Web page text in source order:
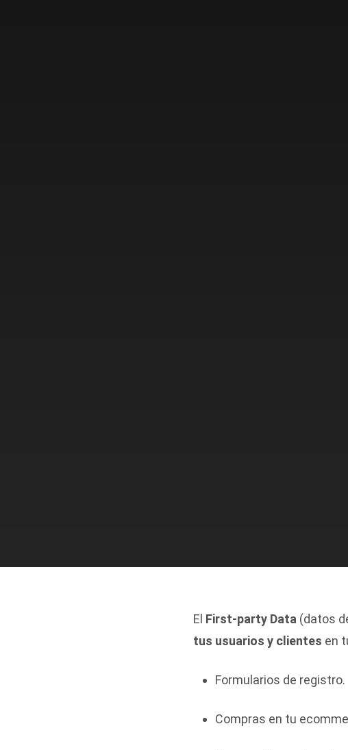
El First-party Data (datos
tus usuarios y clientes en
Formularios de registro.
Compras en tu